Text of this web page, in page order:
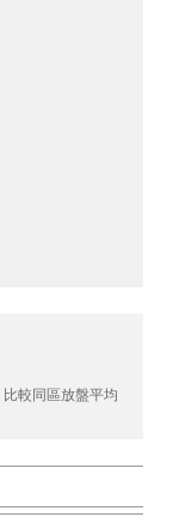
比較同區放盤平均